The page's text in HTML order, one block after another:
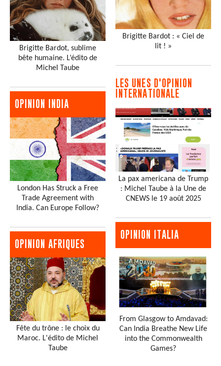
Brigitte Bardot, sublime
bête humaine. L’édito de
Michel Taube
OPINION INDIA
London Has Struck a Free
Trade Agreement with
India. Can Europe Follow?
OPINION AFRIQUES
Fête du trône : le choix du
Maroc. L'édito de Michel
Taube
Brigitte Bardot : « Ciel de
lit ! »
LES UNES D'OPINION
INTERNATIONALE
La pax americana de Trump
: Michel Taube à la Une de
CNEWS le 19 août 2025
OPINION ITALIA
From Glasgow to Amdavad:
Can India Breathe New Life
into the Commonwealth
Games?